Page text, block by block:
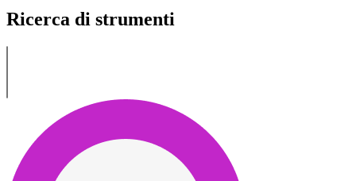
Ricerca di strumenti